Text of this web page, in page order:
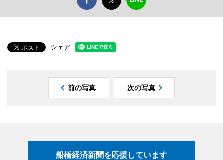
シェア
前の写真 次の写真
船橋経済新聞を応援しています